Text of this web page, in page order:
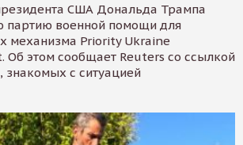
США Дональда Трампа
партию военной помощи для
механизма Priority Ukraine
Об этом сообщает Reuters со ссылкой
знакомых с ситуацией